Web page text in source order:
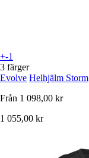
+-1
3 färger
Evolve Helhjälm Storm
Från 1 098,00 kr
1 055,00 kr